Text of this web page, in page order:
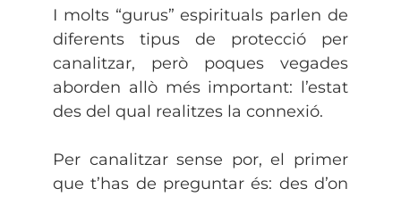
I molts “gurus” espirituals parlen de
diferents tipus de protecció per
canalitzar, però poques vegades
aborden allò més important: l’estat
des del qual realitzes la connexió.
Per canalitzar sense por, el primer
que t’has de preguntar és: des d’on